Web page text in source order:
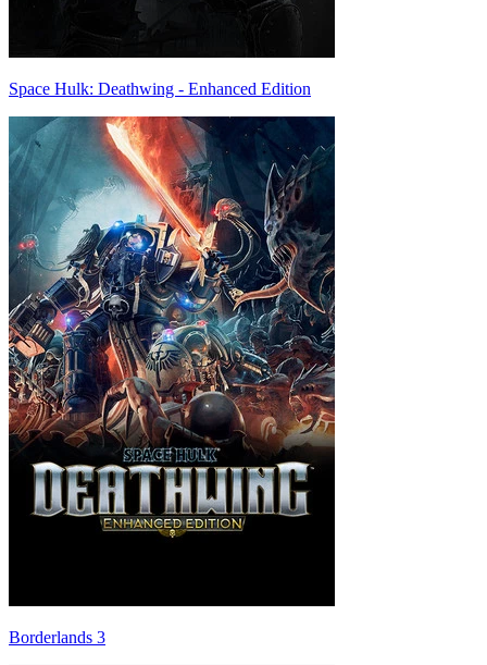
Space Hulk: Deathwing - Enhanced Edition
Borderlands 3